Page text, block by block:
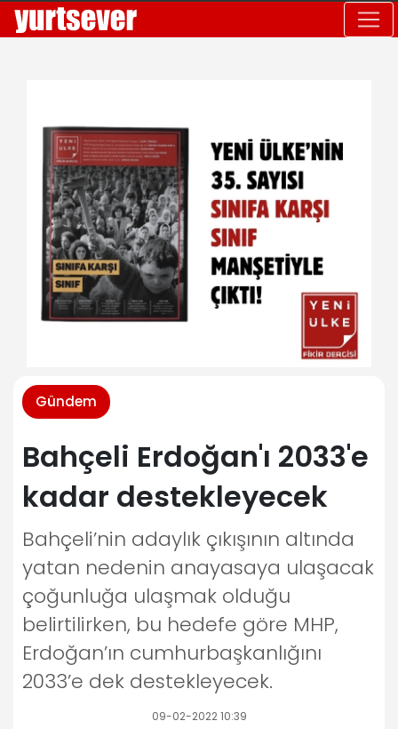
Gündem
Bahçeli Erdoğan'ı 2033'e
kadar destekleyecek
Bahçeli’nin adaylık çıkışının altında
yatan nedenin anayasaya ulaşacak
çoğunluğa ulaşmak olduğu
belirtilirken, bu hedefe göre MHP,
Erdoğan’ın cumhurbaşkanlığını
2033’e dek destekleyecek.
09-02-2022 10:39